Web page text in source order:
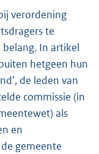
verordening
te
belang. In artikel
hetgeen hun
de leden van
commissie (in
als
en
gemeente